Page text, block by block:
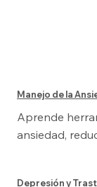
Manejo de la
Aprende
ansiedad,
Depresión y